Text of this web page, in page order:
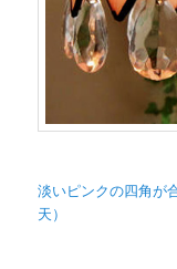
淡いピンクの四角が
天）